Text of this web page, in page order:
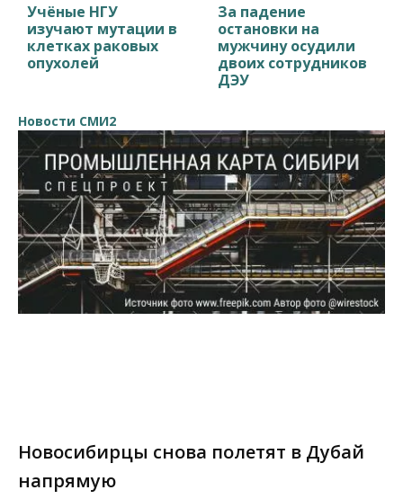
Учёные НГУ
изучают мутации в
клетках раковых
опухолей
За падение
остановки на
мужчину осудили
двоих сотрудников
ДЭУ
Новости СМИ2
Новосибирцы снова полетят в Дубай
напрямую